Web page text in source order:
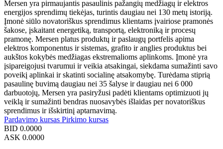
Mersen yra pirmaujantis pasaulinis pažangių medžiagų ir elektros
energijos sprendimų tiekėjas, turintis daugiau nei 130 metų istoriją.
Įmonė siūlo novatoriškus sprendimus klientams įvairiose pramonės
šakose, įskaitant energetiką, transportą, elektroniką ir procesų
pramonę. Mersen platus produktų ir paslaugų portfelis apima
elektros komponentus ir sistemas, grafito ir anglies produktus bei
aukštos kokybės medžiagas ekstremalioms aplinkoms. Įmonė yra
įsipareigojusi tvarumui ir veikia atsakingai, siekdama sumažinti savo
poveikį aplinkai ir skatinti socialinę atsakomybę. Turėdama stiprią
pasaulinę buvimą daugiau nei 35 šalyse ir daugiau nei 6 000
darbuotojų, Mersen yra pasiryžusi padėti klientams optimizuoti jų
veiklą ir sumažinti bendras nuosavybės išlaidas per novatoriškus
sprendimus ir išskirtinį aptarnavimą.
Pardavimo kursas Pirkimo kursas
BID 0.0000
ASK 0.0000